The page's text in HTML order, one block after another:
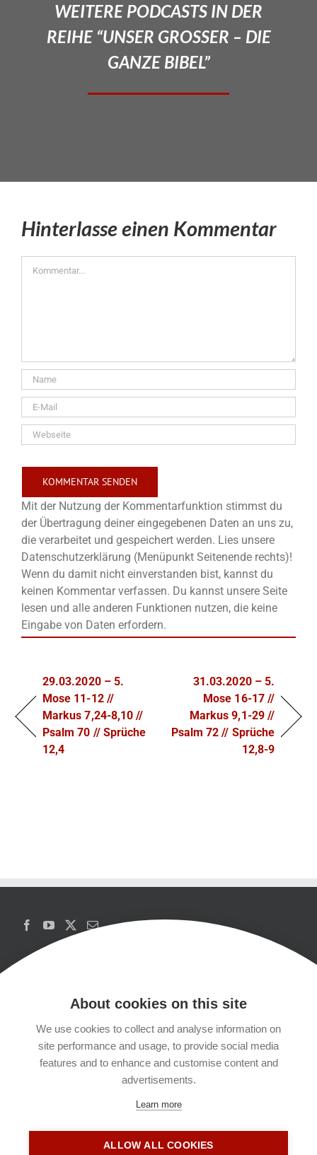
WEITERE PODCASTS IN DER
REIHE “UNSER GROSSER – DIE
GANZE BIBEL”
Hinterlasse einen Kommentar
Mit der Nutzung der Kommentarfunktion stimmst du
der Übertragung deiner eingegebenen Daten an uns zu,
die verarbeitet und gespeichert werden. Lies unsere
Datenschutzerklärung (Menüpunkt Seitenende rechts)!
Wenn du damit nicht einverstanden bist, kannst du
keinen Kommentar verfassen. Du kannst unsere Seite
lesen und alle anderen Funktionen nutzen, die keine
Eingabe von Daten erfordern.
29.03.2020 – 5.
Mose 11-12 //
Markus 7,24-8,10 //
Psalm 70 // Sprüche
12,4
31.03.2020 – 5.
Mose 16-17 //
Markus 9,1-29 //
Psalm 72 // Sprüche
12,8-9
Copyrights
Datenschutzerklärung
Kontakt
About cookies on this site
We use cookies to collect and analyse information on
site performance and usage, to provide social media
features and to enhance and customise content and
advertisements.
Learn more
ALLOW ALL COOKIES